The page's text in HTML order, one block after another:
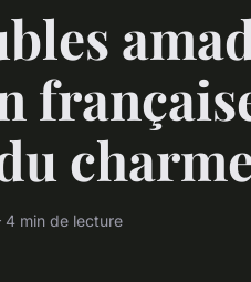
min de lecture